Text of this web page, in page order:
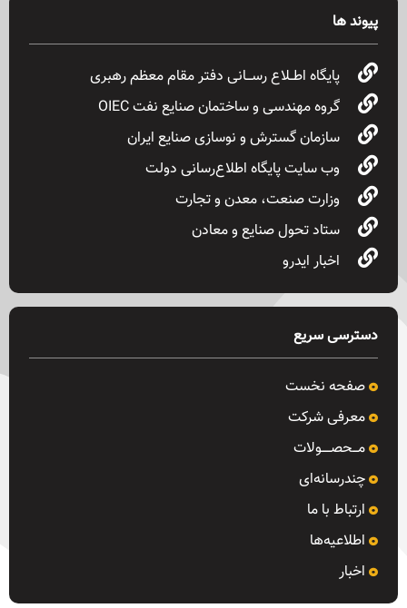
پیوند ها
پایگاه اطــلاع رســـانی دفتر مقام معظم رهبری
گروه مهندسی و ساختمان صنایع نفت OIEC
سازمان گسترش و نوسازی صنایع ایران
وب سایت پایگاه اطلاع‌رسانی دولت
وزارت صنعت، معدن و تجارت
ستاد تحول صنایع و معادن
اخبار ایدرو
دسترسی سریع
صفحه نخست
معرفی شرکت
مـــحصـــــولات
چندرسانه‌ای
ارتباط با ما
اطلاعیه‌ها
اخبار